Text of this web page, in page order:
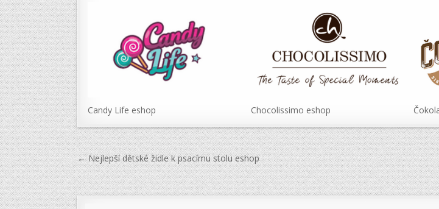
Candy Life eshop Chocolissimo eshop
Navigace
pro
příspěvek
← Nejlepší dětské židle k psacímu stolu eshop